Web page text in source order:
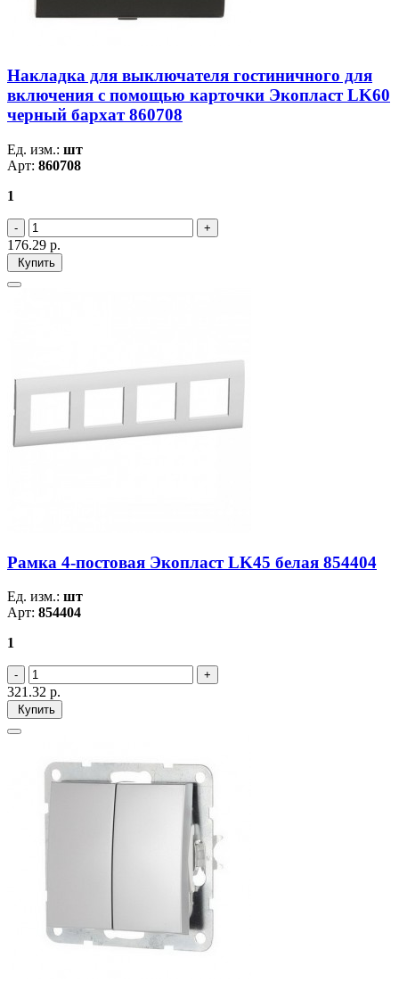
Накладка для выключателя гостиничного для
включения с помощью карточки Экопласт LK60
черный бархат 860708
Ед. изм.: шт
Арт: 860708
1
176.29 р.
Купить
Рамка 4-постовая Экопласт LK45 белая 854404
Ед. изм.: шт
Арт: 854404
1
321.32 р.
Купить